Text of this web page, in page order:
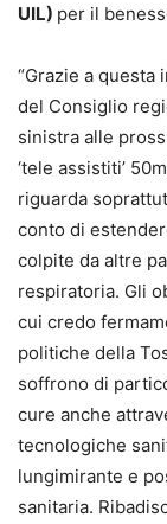
UIL) per il
“Grazie a questa
del Consiglio
sinistra alle
‘tele assistiti’
riguarda
conto di
colpite da altre
respiratoria. Gli
cui credo
politiche della
soffrono di
cure anche
tecnologiche
lungimirante e
sanitaria.